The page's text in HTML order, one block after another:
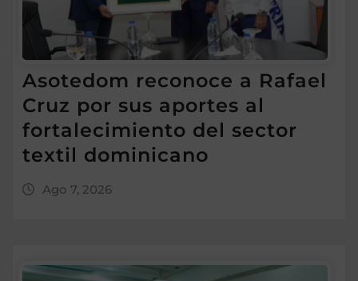
Asotedom reconoce a Rafael
Cruz por sus aportes al
fortalecimiento del sector
textil dominicano
Ago 7, 2026